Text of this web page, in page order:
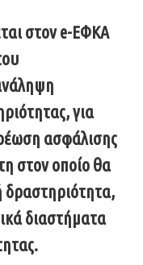
στον e-ΕΦΚΑ
για
ασφάλισης
στον οποίο θα
δραστηριότητα,
διαστήματα